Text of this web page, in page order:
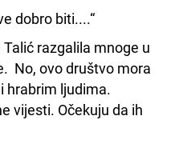
dobro biti....“
razgalila mnoge u
No, ovo društvo mora
hrabrim ljudima.
vijesti. Očekuju da ih